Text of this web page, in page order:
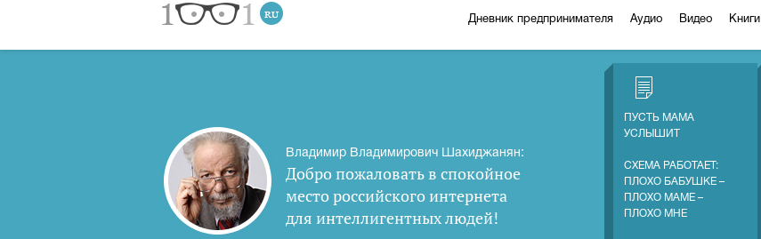
Дневник предпринимателя Аудио Видео Книги
Владимир Владимирович Шахиджанян:
Добро пожаловать в спокойное
место российского интернета
для интеллигентных людей!
ПУСТЬ МАМА
УСЛЫШИТ
СХЕМА РАБОТАЕТ:
ПЛОХО БАБУШКЕ –
ПЛОХО МАМЕ –
ПЛОХО МНЕ